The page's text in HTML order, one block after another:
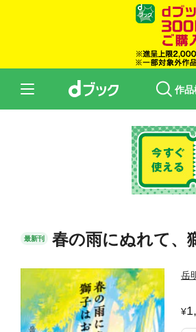
作品
最新刊 春の雨にぬれて、
岳